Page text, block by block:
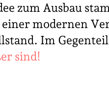
zum Ausbau
modernen
Im
sind!